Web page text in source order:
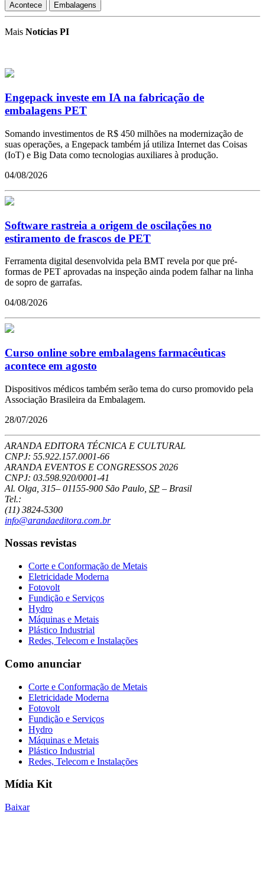
Acontece Embalagens
Mais Notícias PI
Engepack investe em IA na fabricação de
embalagens PET
Somando investimentos de R$ 450 milhões na modernização de
suas operações, a Engepack também já utiliza Internet das Coisas
(IoT) e Big Data como tecnologias auxiliares à produção.
04/08/2026
Software rastreia a origem de oscilações no
estiramento de frascos de PET
Ferramenta digital desenvolvida pela BMT revela por que pré-
formas de PET aprovadas na inspeção ainda podem falhar na linha
de sopro de garrafas.
04/08/2026
Curso online sobre embalagens farmacêuticas
acontece em agosto
Dispositivos médicos também serão tema do curso promovido pela
Associação Brasileira da Embalagem.
28/07/2026
ARANDA EDITORA TÉCNICA E CULTURAL
CNPJ: 55.922.157.0001-66
ARANDA EVENTOS E CONGRESSOS 2026
CNPJ: 03.598.920/0001-41
Al. Olga, 315– 01155-900 São Paulo SP – Brasil
Tel.:
(11) 3824-5300
info@arandaeditora.com.br
Nossas revistas
Corte e Conformação de Metais
Eletricidade Moderna
Fotovolt
Fundição e Serviços
Hydro
Máquinas e Metais
Plástico Industrial
Redes, Telecom e Instalações
Como anunciar
Corte e Conformação de Metais
Eletricidade Moderna
Fotovolt
Fundição e Serviços
Hydro
Máquinas e Metais
Plástico Industrial
Redes, Telecom e Instalações
Mídia Kit
Baixar